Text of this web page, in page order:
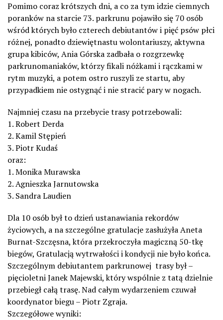
Pomimo coraz krótszych dni, a co za tym idzie ciemnych
poranków na starcie 73. parkrunu pojawiło się 70 osób
wśród których było czterech debiutantów i pięć psów płci
różnej, ponadto dziewiętnastu wolontariuszy, aktywna
grupa kibiców, Ania Górska zadbała o rozgrzewkę
parkrunomaniaków, którzy fikali nóżkami i rączkami w
rytm muzyki, a potem ostro ruszyli ze startu, aby
przypadkiem nie ostygnąć i nie stracić pary w nogach.
Najmniej czasu na przebycie trasy potrzebowali:
1. Robert Derda
2. Kamil Stępień
3. Piotr Kudaś
oraz:
1. Monika Murawska
2. Agnieszka Jarnutowska
3. Sandra Laudien
Dla 10 osób był to dzień ustanawiania rekordów
życiowych, a na szczególne gratulacje zasłużyła Aneta
Burnat-Szczęsna, która przekroczyła magiczną 50-tkę
biegów, Gratulacją wytrwałości i kondycji nie było końca.
Szczególnym debiutantem parkrunowej trasy był –
pięcioletni Janek Majewski, który wspólnie z tatą dzielnie
przebiegł całą trasę. Nad całym wydarzeniem czuwał
koordynator biegu – Piotr Zgraja.
Szczegółowe wyniki: